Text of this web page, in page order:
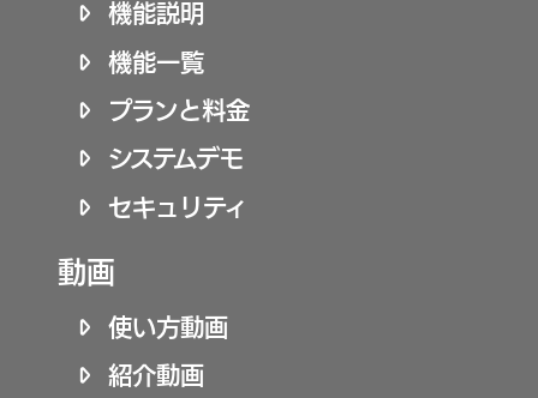
機能説明
機能一覧
プランと料金
システムデモ
セキュリティ
動画
使い方動画
紹介動画